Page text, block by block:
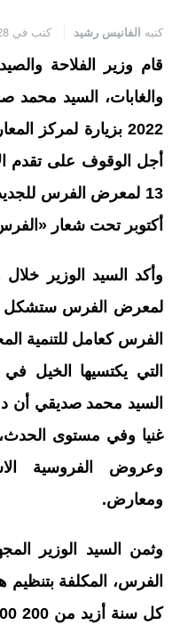
الإيجابي للمجلس الأعلى
إنتاج “قلب مصغر”
الرباط.. إطلاق مشروع إزالة
قطاع البناء بالمغرب
كتبه الفانيس رشيد كتب في 28 شتنبر 2022 - 7:13 ص
قام وزير الفلاحة
2022 بزيارة لمركز
أجل الوقوف على تقدم
أكتوبر تحت شعار
وأكد السيد الوزير
لمعرض الفرس ستشكل
الفرس كعامل للتنمية
التي يكتسيها الخيل
غنيا وفي مستوى
وعروض الفروسية
ومعارض.
وثمن السيد الوزير
الفرس، المكلفة بتنظيم